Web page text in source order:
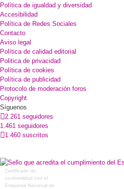
Política de igualdad y diversidad
Accesibilidad
Política de Redes Sociales
Contacto
Aviso legal
Política de calidad editorial
Politica de privacidad
Política de cookies
Política de publicidad
Protocolo de moderación foros
Copyright
Síguenos
2.261 seguidores
1.461 seguidores
1.460 suscritos
Certificado de
conformidad con el
Esquema Nacional de